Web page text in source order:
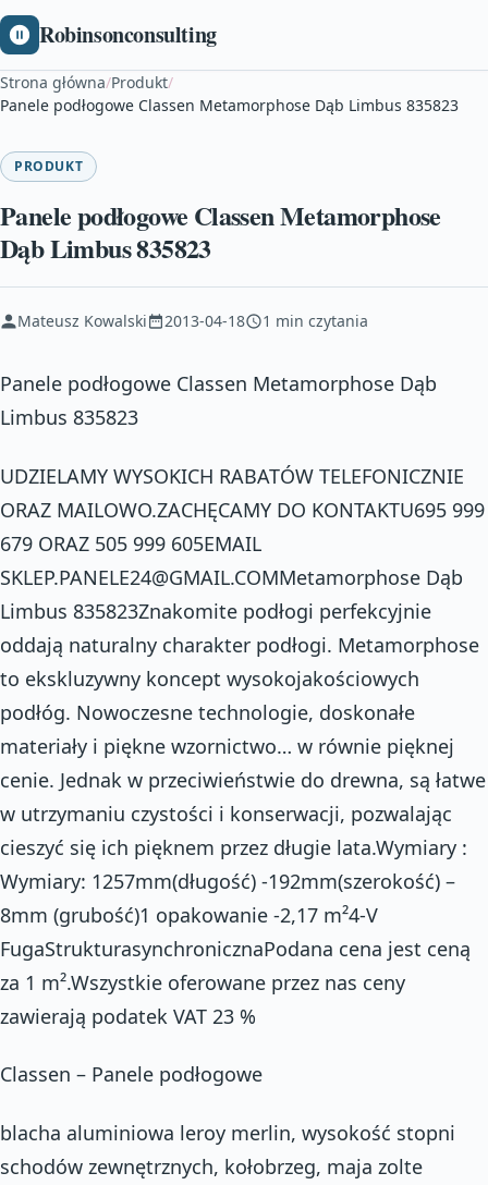
Robinsonconsulting
Strona główna/Produkt/
Panele podłogowe Classen Metamorphose Dąb Limbus 835823
PRODUKT
Panele podłogowe Classen Metamorphose
Dąb Limbus 835823
Mateusz Kowalski 2013-04-18 1 min czytania
Panele podłogowe Classen Metamorphose Dąb
Limbus 835823
UDZIELAMY WYSOKICH RABATÓW TELEFONICZNIE
ORAZ MAILOWO.ZACHĘCAMY DO KONTAKTU695 999
679 ORAZ 505 999 605EMAIL
SKLEP.PANELE24@GMAIL.COMMetamorphose Dąb
Limbus 835823Znakomite podłogi perfekcyjnie
oddają naturalny charakter podłogi. Metamorphose
to ekskluzywny koncept wysokojakościowych
podłóg. Nowoczesne technologie, doskonałe
materiały i piękne wzornictwo… w równie pięknej
cenie. Jednak w przeciwieństwie do drewna, są łatwe
w utrzymaniu czystości i konserwacji, pozwalając
cieszyć się ich pięknem przez długie lata.Wymiary :
Wymiary: 1257mm(długość) -192mm(szerokość) –
8mm (grubość)1 opakowanie -2,17 m²4-V
FugaStrukturasynchronicznaPodana cena jest ceną
za 1 m².Wszystkie oferowane przez nas ceny
zawierają podatek VAT 23 %
Classen – Panele podłogowe
blacha aluminiowa leroy merlin, wysokość stopni
schodów zewnętrznych, kołobrzeg, maja zolte